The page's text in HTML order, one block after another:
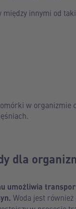
między innymi od
w
dla
umożliwia
Woda jest